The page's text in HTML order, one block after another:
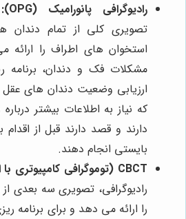
رادیوگرافی پانورامیک (OPG):
تصویری کلی از تمام دندان
استخوان های اطراف را
مشکلات فک و دندان، برنامه
ارزیابی وضعیت دندان های
که نیاز به اطلاعات بیشتر
بایستی انجام دهند.
CBCT (توموگرافی کامپیوتری با اشعه مخروطی):
رادیوگرافی، تصویری سه بعدی
را ارائه می دهد و برای برنامه